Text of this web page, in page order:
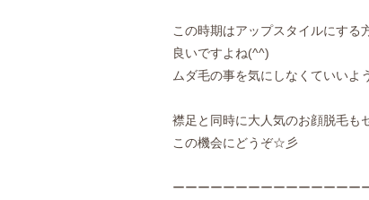
この時期はアップスタイルにする
良いですよね(^^)
ムダ毛の事を気にしなくていいよ
襟足と同時に大人気のお顔脱毛も
この機会にどうぞ☆彡
ーーーーーーーーーーーーーーー